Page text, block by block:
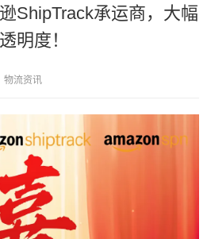
ShipTrack承运商，大幅
明度！
物流资讯